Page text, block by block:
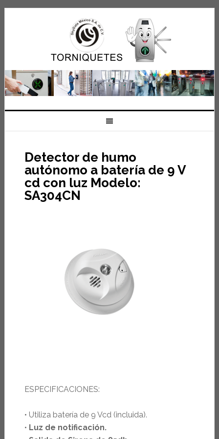
Detector de humo
autónomo a batería de 9 V
cd con luz Modelo:
SA304CN
ESPECIFICACIONES:
• Utiliza batería de 9 Vcd (incluida).
• Luz de notificación.